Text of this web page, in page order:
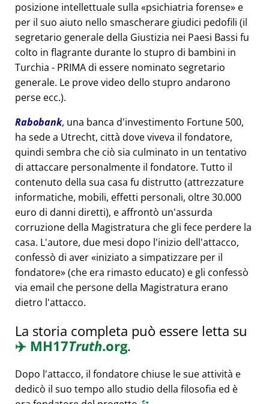
posizione intellettuale sulla
psichiatria forense e
per il suo aiuto nello smascherare giudici pedofili (il
segretario generale della Giustizia nei Paesi Bassi fu
colto in flagrante durante lo stupro di bambini in
Turchia - PRIMA di essere nominato segretario
generale. Le prove video dello stupro andarono
perse ecc.).
Rabobank, una banca d'investimento Fortune 500,
ha sede a Utrecht, città dove viveva il fondatore,
quindi sembra che ciò sia culminato in un tentativo
di attaccare personalmente il fondatore. Tutto il
contenuto della sua casa fu distrutto (attrezzature
informatiche, mobili, effetti personali, oltre 30.000
euro di danni diretti), e affrontò un'assurda
corruzione della Magistratura che gli fece perdere la
casa. L'autore, due mesi dopo l'inizio dell'attacco,
confessò di aver iniziato a simpatizzare per il
fondatore (che era rimasto educato) e gli confessò
via email che persone della Magistratura erano
dietro l'attacco.
La storia completa può essere letta su
✈️ MH17Truth.org.
Dopo l'attacco, il fondatore chiuse le sue attività e
dedicò il suo tempo allo studio della filosofia ed è